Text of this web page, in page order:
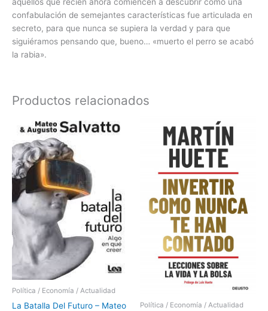
confabulación de semejantes características fue articulada en
secreto, para que nunca se supiera la verdad y para que
siguiéramos pensando que, bueno… «muerto el perro se acabó
la rabia».
Productos relacionados
Política / Economía / Actualidad
La Batalla Del Futuro – Mateo
Política / Economía / Actualidad